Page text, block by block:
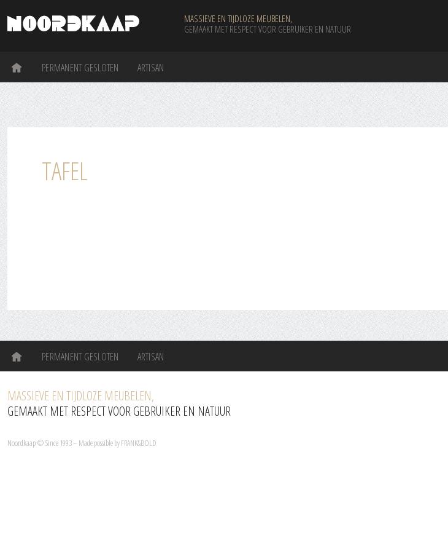
MASSIEVE EN TIJDLOZE MEUBELEN,
GEMAAKT MET RESPECT VOOR GEBRUIKER EN NATUUR
PERMANENT GESLOTEN ARTISAN
TAFEL
PERMANENT GESLOTEN ARTISAN
MASSIEVE EN TIJDLOZE MEUBELEN,
GEMAAKT MET RESPECT VOOR GEBRUIKER EN NATUUR
Noordkaap © Since 1993 – Made possible byFRANK&BOLD